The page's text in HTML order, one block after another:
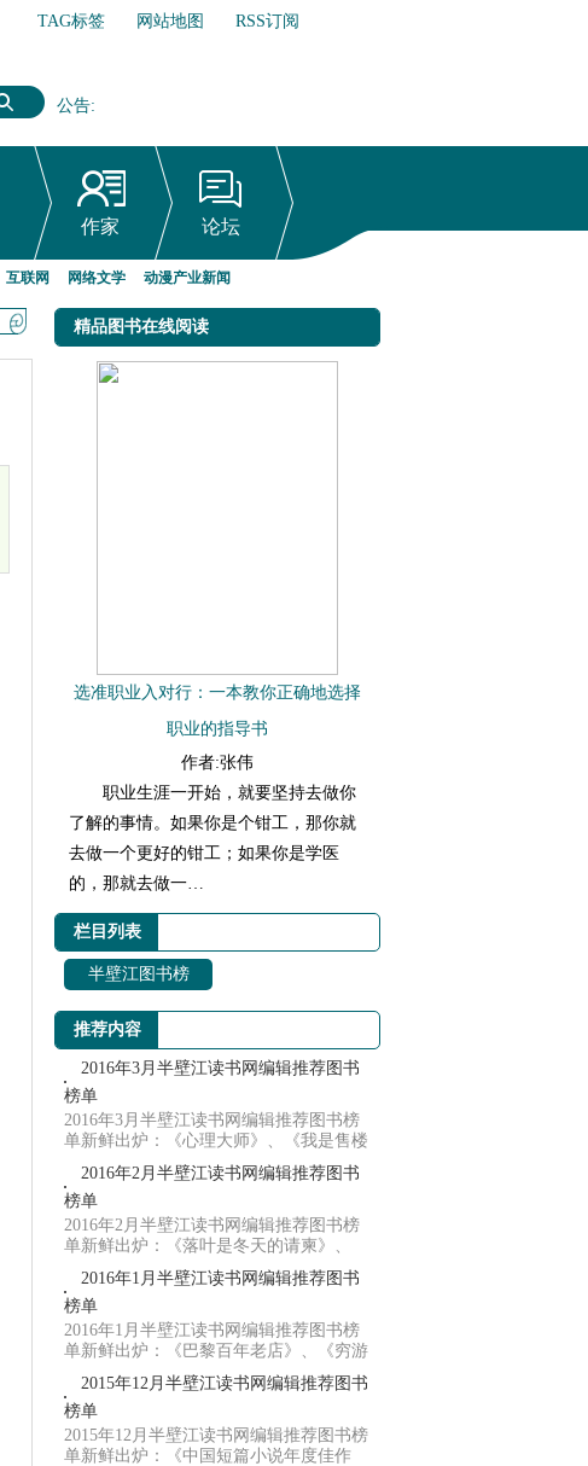
TAG标签 网站地图
RSS订阅
公告:
网络文学行业自律倡议书
作家 论坛
互联网 网络文学 动漫产业新闻
精品图书在线阅读
选准职业入对行：一本教你正确地选择
职业的指导书
作者:张伟
职业生涯一开始，就要坚持去做你
了解的事情。如果你是个钳工，那你就
去做一个更好的钳工；如果你是学医
的，那就去做一…
栏目列表
半壁江图书榜
推荐内容
2016年3月半壁江读书网编辑推荐图书
榜单
2016年3月半壁江读书网编辑推荐图书榜
单新鲜出炉：《心理大师》、《我是售楼
员》、《...
2016年2月半壁江读书网编辑推荐图书
榜单
2016年2月半壁江读书网编辑推荐图书榜
单新鲜出炉：《落叶是冬天的请柬》、
《一念之差...
2016年1月半壁江读书网编辑推荐图书
榜单
2016年1月半壁江读书网编辑推荐图书榜
单新鲜出炉：《巴黎百年老店》、《穷游
欧洲90天...
2015年12月半壁江读书网编辑推荐图书
榜单
2015年12月半壁江读书网编辑推荐图书榜
单新鲜出炉：《中国短篇小说年度佳作